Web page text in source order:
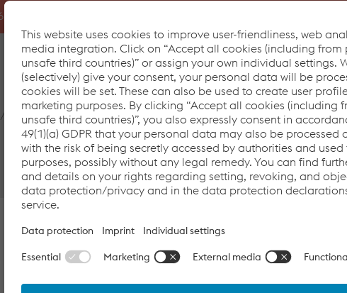
Cu 099
B-
Cu100(P)-1083/
B-Cu99-1083
BCU-1 /Bcu-
1a
1083
B-Cu100-1083 B-Cu1b 1083